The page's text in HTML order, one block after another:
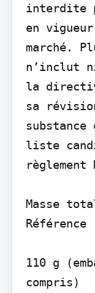
interdite
en
marché.
n’inclut
la
sa
liste
règlement
Masse
Référence
110 g
compris)